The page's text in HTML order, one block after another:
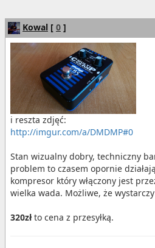
Kowal [ 0 ]
i reszta zdjęć:
http://imgur.com/a/DMDMP#0
Stan wizualny dobry, techniczny
problem to czasem opornie
kompresor który włączony jest
wielka wada. Możliwe, że
320złto cena z przesyłką.